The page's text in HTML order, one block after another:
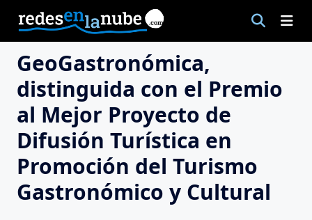
contenido
GeoGastronómica,
distinguida con el Premio
al Mejor Proyecto de
Difusión Turística en
Promoción del Turismo
Gastronómico y Cultural